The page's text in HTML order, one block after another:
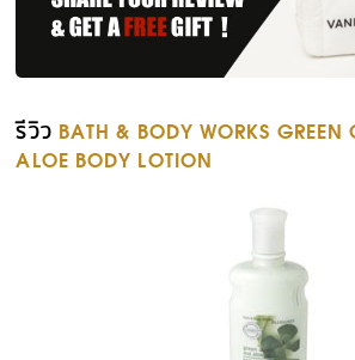
รีวิว BATH & BODY WORKS GREEN
ALOE BODY LOTION